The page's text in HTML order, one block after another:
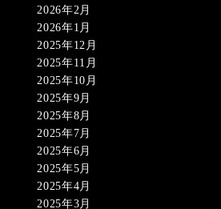
2026年2月
2026年1月
2025年12月
2025年11月
2025年10月
2025年9月
2025年8月
2025年7月
2025年6月
2025年5月
2025年4月
2025年3月